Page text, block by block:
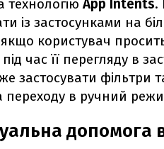
технологію App Intents.
із застосунками на
користувач
час її перегляду в
застосувати фільтри
переходу в ручний
допомога